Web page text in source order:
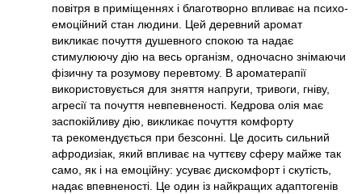
повітря в приміщеннях і благотворно впливає на психо-
емоційний стан людини. Цей деревний аромат
викликає почуття душевного спокою та надає
стимулюючу дію на весь організм, одночасно знімаючи
фізичну та розумову перевтому. В ароматерапії
використовується для зняття напруги, тривоги, гніву,
агресії та почуття невпевненості. Кедрова олія має
заспокійливу дію, викликає почуття комфорту
та рекомендується при безсонні. Це досить сильний
афродизіак, який впливає на чуттєву сферу майже так
само, як і на емоційну: усуває дискомфорт і скутість,
надає впевненості. Це один із найкращих адаптогенів